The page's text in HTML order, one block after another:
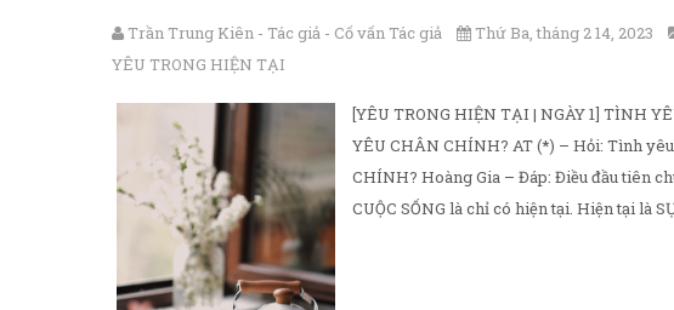
Trần Trung Kiên - Tác giả - Cố vấn Tác giả Thứ Ba, tháng 2 14, 2023
YÊU TRONG HIỆN TẠI
[YÊU TRONG HIỆN TẠI | NGÀY 1] TÌNH
YÊU CHÂN CHÍNH? AT (*) – Hỏi: Tình
CHÍNH? Hoàng Gia – Đáp: Điều đầu tiên
CUỘC SỐNG là chỉ có hiện tại. Hiện tại là